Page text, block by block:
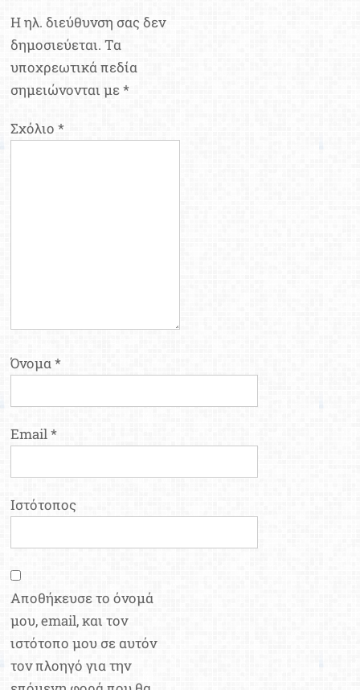
Η ηλ. διεύθυνση σας δεν
δημοσιεύεται. Τα
υποχρεωτικά πεδία
σημειώνονται με*
Σχόλιο*
Όνομα*
Email*
Ιστότοπος
Αποθήκευσε το όνομά
μου, email, και τον
ιστότοπο μου σε αυτόν
τον πλοηγό για την